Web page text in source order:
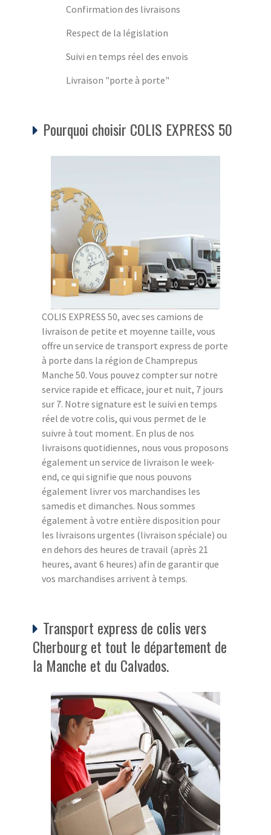
Confirmation des livraisons
Respect de la législation
Suivi en temps réel des envois
Livraison "porte à porte"
Pourquoi choisir COLIS EXPRESS 50
COLIS EXPRESS 50, avec ses camions de
livraison de petite et moyenne taille, vous
offre un service de transport express de porte
à porte dans la région de Champrepus
Manche 50. Vous pouvez compter sur notre
service rapide et efficace, jour et nuit, 7 jours
sur 7. Notre signature est le suivi en temps
réel de votre colis, qui vous permet de le
suivre à tout moment. En plus de nos
livraisons quotidiennes, nous vous proposons
également un service de livraison le week-
end, ce qui signifie que nous pouvons
également livrer vos marchandises les
samedis et dimanches. Nous sommes
également à votre entière disposition pour
les livraisons urgentes (livraison spéciale) ou
en dehors des heures de travail (après 21
heures, avant 6 heures) afin de garantir que
vos marchandises arrivent à temps.
Transport express de colis vers
Cherbourg et tout le département de
la Manche et du Calvados.